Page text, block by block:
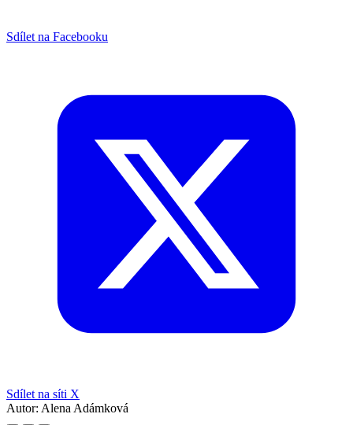
Sdílet na Facebooku
Sdílet na síti X
Autor: Alena Adámková